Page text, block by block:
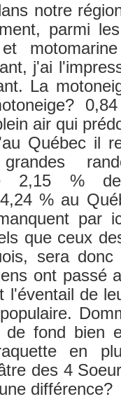
notre
parmi
j'ai
La
air qui
Québec il
2,15 %
% au
par
que ceux
sera
ont passé
l'éventail de
fond bien
en
des 4
différence?